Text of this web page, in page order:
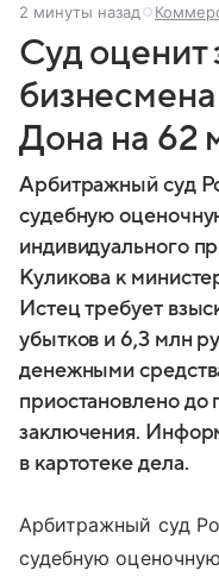
2 минуты назад
Суд оценит
Дона на 62
Арбитражный суд
судебную
индивидуального
Куликова к
Истец требует
убытков и 6,3 млн
денежными
приостановлено до
заключения.
в картотеке дела.
Арбитражный суд
судебную